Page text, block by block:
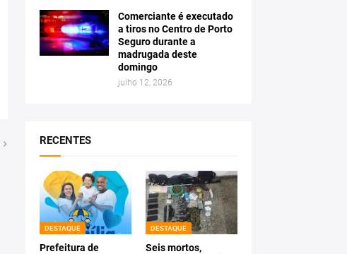
Comerciante é executado
a tiros no Centro de Porto
Seguro durante a
madrugada deste
domingo
julho 12, 2026
RECENTES
DESTAQUE
Prefeitura de
DESTAQUE
Seis mortos,